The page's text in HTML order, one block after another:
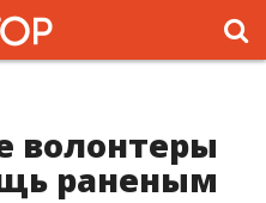
волонтеры
раненым